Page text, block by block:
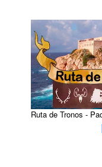
Ruta de Tronos -